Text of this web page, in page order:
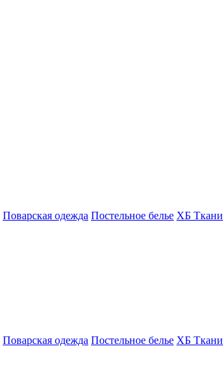
Поварская одежда Постельное белье ХБ Ткани
Поварская одежда Постельное белье ХБ Ткани